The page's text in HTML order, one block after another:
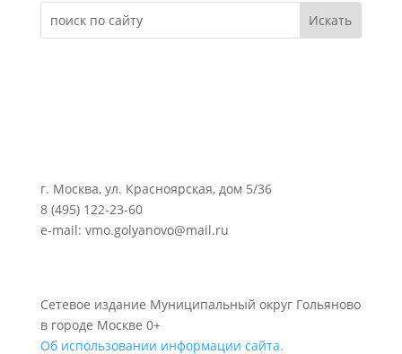
г. Москва, ул. Красноярская, дом 5/36
8 (495) 122-23-60
e-mail: vmo.golyanovo@mail.ru
Сетевое издание Муниципальный округ Гольяново
в городе Москве 0+
Об использовании информации сайта.